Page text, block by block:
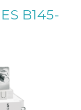
B145-